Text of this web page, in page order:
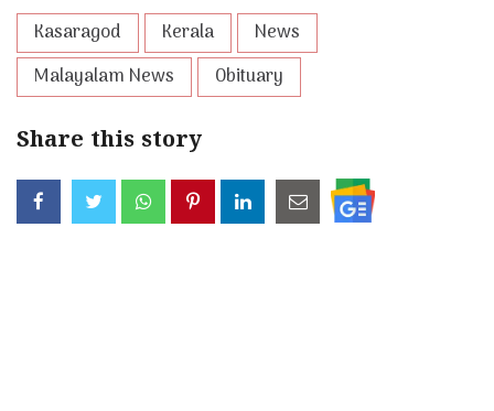
Kasaragod Kerala
News
Malayalam News
Obituary
Share this story